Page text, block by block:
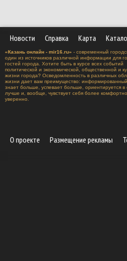
Новости Справка Карта
«Казань онлайн - mir16.ru» - современный
один из источников различной информации для
гостей города. Хотите быть в курсе всех событий
политической и экономической, общественной и
жизни города? Осведомленность в различных
жизни дает вам преимущество: информированный
знает больше, успевает больше, ориентируется в
лучше и, вообще, чувствует себя более
уверенно.
О проекте Размещение рекламы